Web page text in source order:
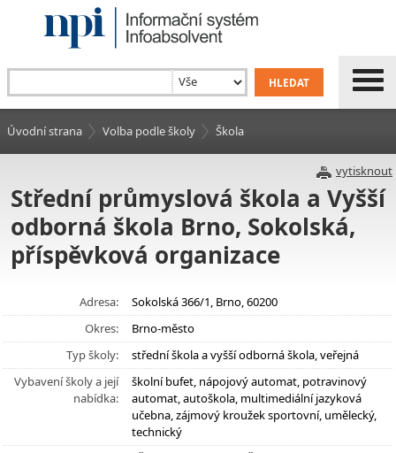
Úvodní strana Volba podle školy Škola
vytisknout
Střední průmyslová škola a Vyšší
odborná škola Brno, Sokolská,
příspěvková organizace
Adresa:
Sokolská 366/1, Brno, 60200
Okres:
Brno-město
Typ školy:
střední škola a vyšší odborná škola, veřejná
Vybavení školy a její
nabídka:
školní bufet, nápojový automat, potravinový
automat, autoškola, multimediální jazyková
učebna, zájmový kroužek sportovní, umělecký,
technický